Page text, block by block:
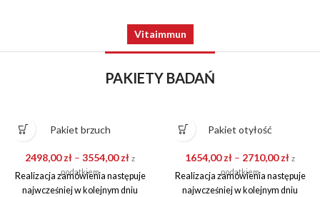
Vitaimmun
PAKIETY BADAŃ
2710,00zł z
następuje
kolejnym dniu